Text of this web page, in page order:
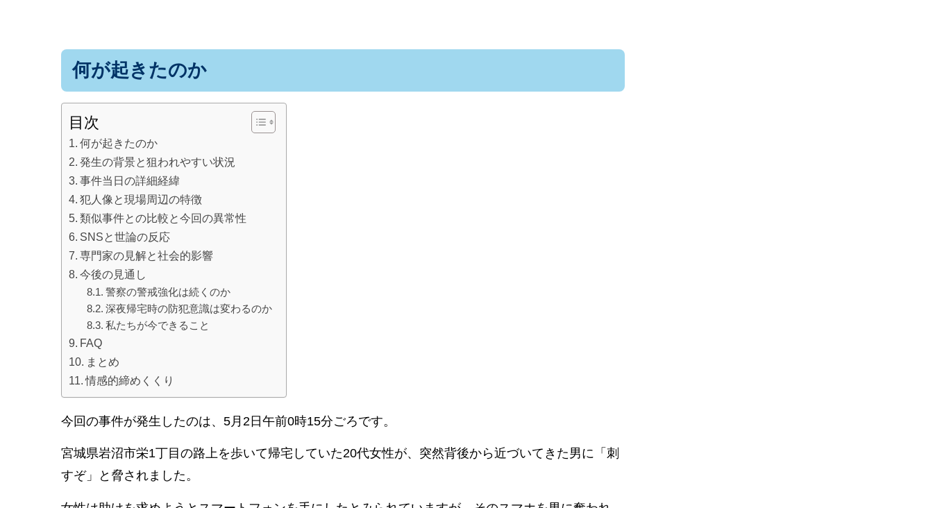
何が起きたのか
目次
何が起きたのか
発生の背景と狙われやすい状況
事件当日の詳細経緯
犯人像と現場周辺の特徴
類似事件との比較と今回の異常性
SNSと世論の反応
専門家の見解と社会的影響
今後の見通し
警察の警戒強化は続くのか
深夜帰宅時の防犯意識は変わるのか
私たちが今できること
FAQ
まとめ
情感的締めくくり
今回の事件が発生したのは、5月2日午前0時15分ごろです。
宮城県岩沼市栄1丁目の路上を歩いて帰宅していた20代女性が、突然背後から近づいてきた男に「刺
すぞ」と脅されました。